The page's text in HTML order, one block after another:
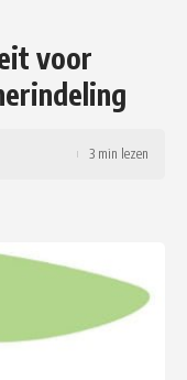
voor
3 min lezen